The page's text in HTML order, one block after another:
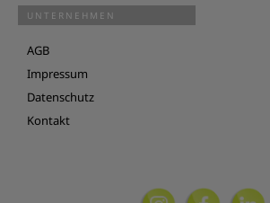
UNTERNEHMEN
AGB
Impressum
Datenschutz
Kontakt